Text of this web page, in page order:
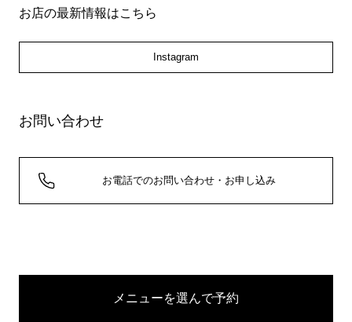
お店の最新情報はこちら
Instagram
お問い合わせ
お電話でのお問い合わせ・お申し込み
メニューを選んで予約